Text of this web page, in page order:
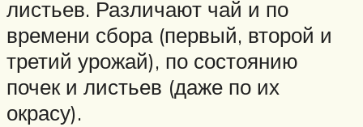
листьев. Различают чай и по
времени сбора (первый, второй и
третий урожай), по состоянию
почек и листьев (даже по их
окрасу).